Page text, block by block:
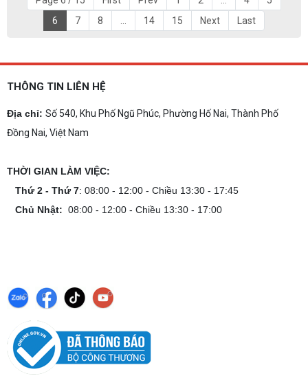
6
7 8 ... 14 15 Next Last
THÔNG TIN LIÊN HỆ
Địa chỉ: Số 540, Khu Phố Ngũ Phúc, Phường Hố Nai, Thành Phố
Đồng Nai, Việt Nam
THỜI GIAN LÀM VIỆC:
Thứ 2 - Thứ 7: 08:00 - 12:00 - Chiều 13:30 - 17:45
Chủ Nhật: 08:00 - 12:00 - Chiều 13:30 - 17:00